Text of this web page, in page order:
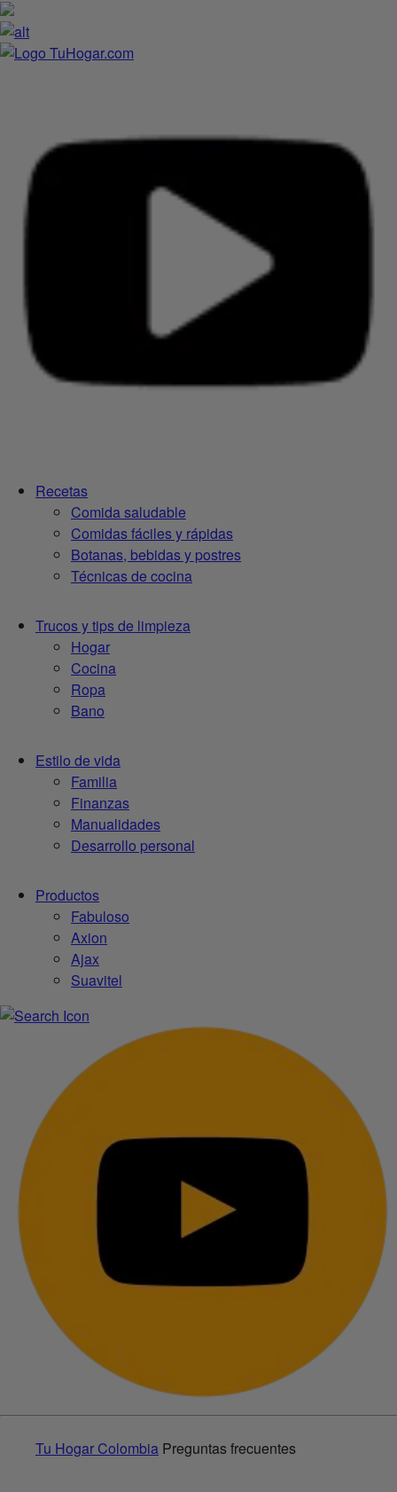
Recetas
Comida saludable
Comidas fáciles y rápidas
Botanas, bebidas y postres
Técnicas de cocina
Trucos y tips de limpieza
Hogar
Cocina
Ropa
Bano
Estilo de vida
Familia
Finanzas
Manualidades
Desarrollo personal
Productos
Fabuloso
Axion
Ajax
Suavitel
Tu Hogar Colombia Preguntas frecuentes